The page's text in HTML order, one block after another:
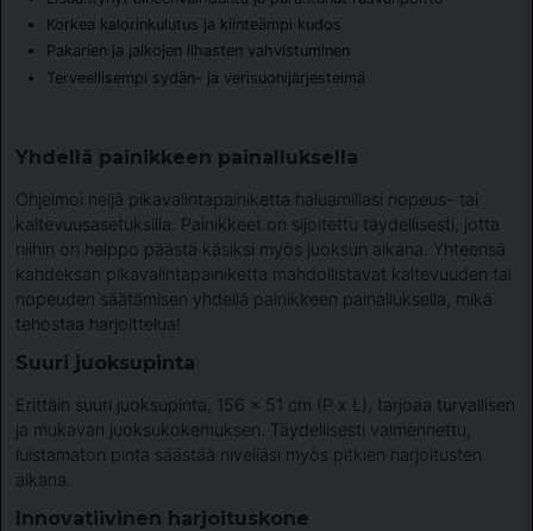
Korkea kalorinkulutus ja kiinteämpi kudos
Pakarien ja jalkojen lihasten vahvistuminen
Terveellisempi sydän- ja verisuonijärjestelmä
Yhdellä painikkeen painalluksella
Ohjelmoi neljä pikavalintapainiketta haluamillasi nopeus- tai
kaltevuusasetuksilla. Painikkeet on sijoitettu täydellisesti, jotta
niihin on helppo päästä käsiksi myös juoksun aikana. Yhteensä
kahdeksan pikavalintapainiketta mahdollistavat kaltevuuden tai
nopeuden säätämisen yhdellä painikkeen painalluksella, mikä
tehostaa harjoittelua!
Suuri juoksupinta
Erittäin suuri juoksupinta, 156 x 51 cm (P x L), tarjoaa turvallisen
ja mukavan juoksukokemuksen. Täydellisesti vaimennettu,
luistamaton pinta säästää niveliäsi myös pitkien harjoitusten
aikana.
Innovatiivinen harjoituskone